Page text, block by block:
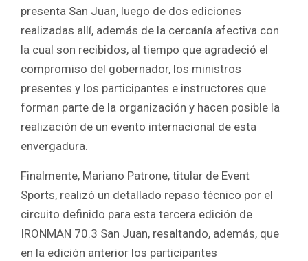
presenta San Juan, luego de dos ediciones
realizadas allí, además de la cercanía afectiva con
la cual son recibidos, al tiempo que agradeció el
compromiso del gobernador, los ministros
presentes y los participantes e instructores que
forman parte de la organización y hacen posible la
realización de un evento internacional de esta
envergadura.
Finalmente, Mariano Patrone, titular de Event
Sports, realizó un detallado repaso técnico por el
circuito definido para esta tercera edición de
IRONMAN 70.3 San Juan, resaltando, además, que
en la edición anterior los participantes